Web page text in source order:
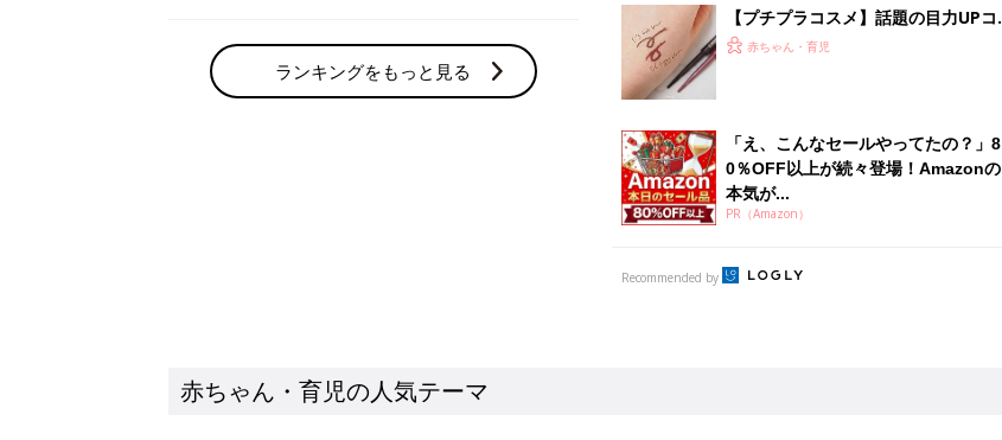
ランキングをもっと見る
【プチプラコスメ】話題の目力UPコ
スメならマスクでも盛れる！
赤ちゃん・育児
「え、こんなセールやってたの？」8
0％OFF以上が続々登場！Amazonの
本気が...
PR（Amazon）
Recommended by
赤ちゃん・育児の人気テーマ